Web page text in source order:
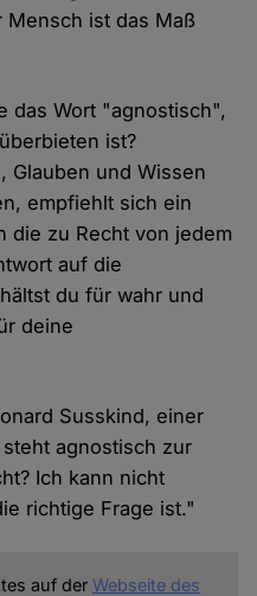
Mensch ist das Maß
das Wort "agnostisch",
ist?
Glauben und Wissen
empfiehlt sich ein
die zu Recht von jedem
auf die
du für wahr und
deine
Susskind, einer
agnostisch zur
Ich kann nicht
richtige Frage ist."
auf der Webseite des